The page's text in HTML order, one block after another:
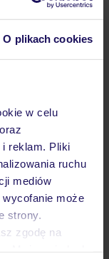
O plikach cookies
w celu
reklam. Pliki
ruchu
mediów
może
strony.
zgodę na